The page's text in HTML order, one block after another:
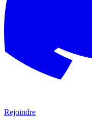
Rejoindre